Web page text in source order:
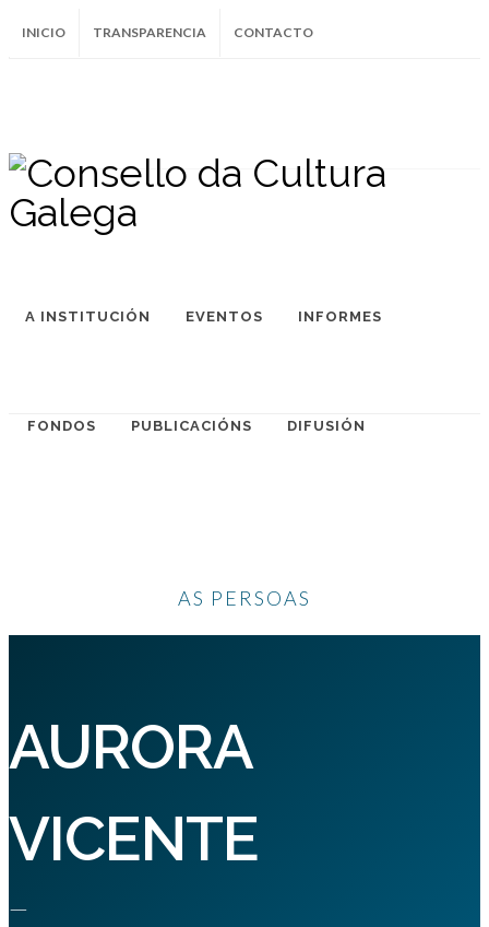
INICIO TRANSPARENCIA CONTACTO
InstagramFacebookTwitter Soundcloud
Youtube
A INSTITUCIÓN EVENTOS INFORMES
FONDOS PUBLICACIÓNS DIFUSIÓN
AS PERSOAS
AURORA
VICENTE
—